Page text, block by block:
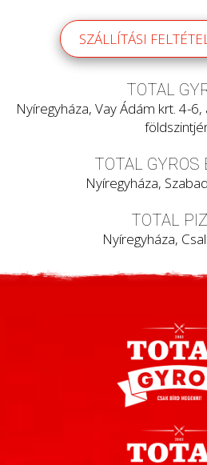
SZÁLLÍTÁSI
TOTAL
Nyíregyháza, Vay Ádám krt. 4-
TOTAL GYROS
Nyíregyháza,
TOTAL
Nyíregyháza,